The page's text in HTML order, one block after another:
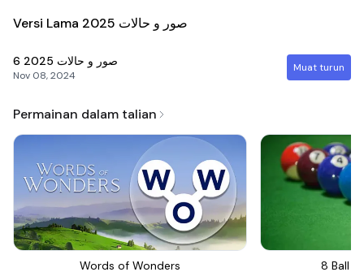
Versi Lama صور و حالات 2025
صور و حالات 2025 6
Nov 08, 2024
Muat turun
Permainan dalam talian
Words of Wonders 8 Ball